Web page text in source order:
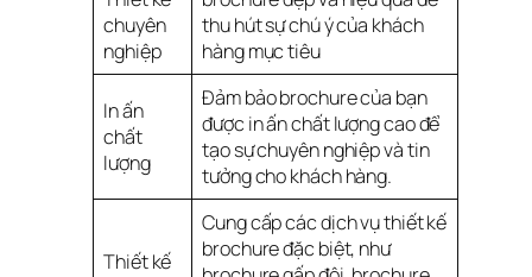
chuyên
nghiệp
thu hút sự chú ý của khách
hàng mục tiêu
In ấn
chất
lượng
Đảm bảo brochure của bạn
được in ấn chất lượng cao để
tạo sự chuyên nghiệp và tin
tưởng cho khách hàng.
Thiết kế
Cung cấp các dịch vụ thiết kế
brochure đặc biệt, như